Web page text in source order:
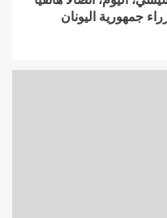
جمهورية اليونان